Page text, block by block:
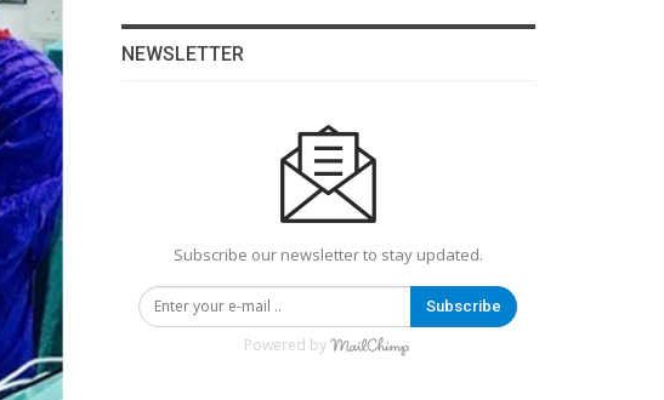
NEWSLETTER
Subscribe our newsletter to stay updated.
Subscribe
Powered by